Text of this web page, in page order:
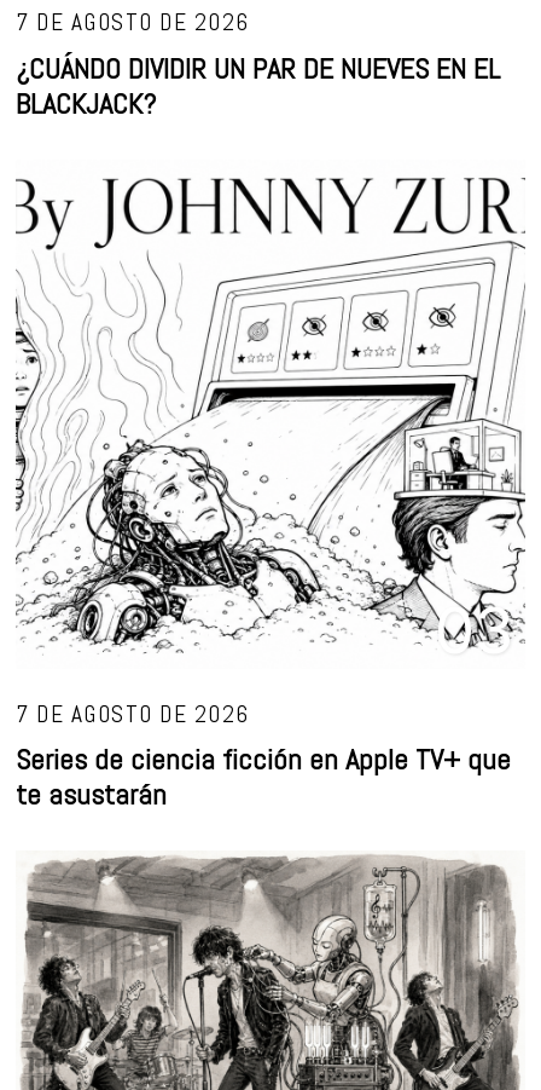
7 DE AGOSTO DE 2026
¿CUÁNDO DIVIDIR UN PAR DE NUEVES EN EL
BLACKJACK?
03
7 DE AGOSTO DE 2026
Series de ciencia ficción en Apple TV+ que
te asustarán